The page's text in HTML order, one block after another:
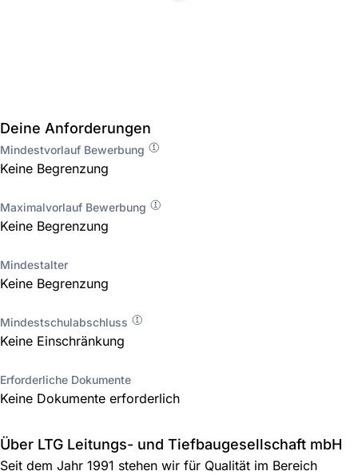
Deine Anforderungen
Mindestvorlauf Bewerbung
Keine Begrenzung
Maximalvorlauf Bewerbung
Keine Begrenzung
Mindestalter
Keine Begrenzung
Mindestschulabschluss
Keine Einschränkung
Erforderliche Dokumente
Keine Dokumente erforderlich
Über LTG Leitungs- und Tiefbaugesellschaft mbH
Seit dem Jahr 1991 stehen wir für Qualität im Bereich